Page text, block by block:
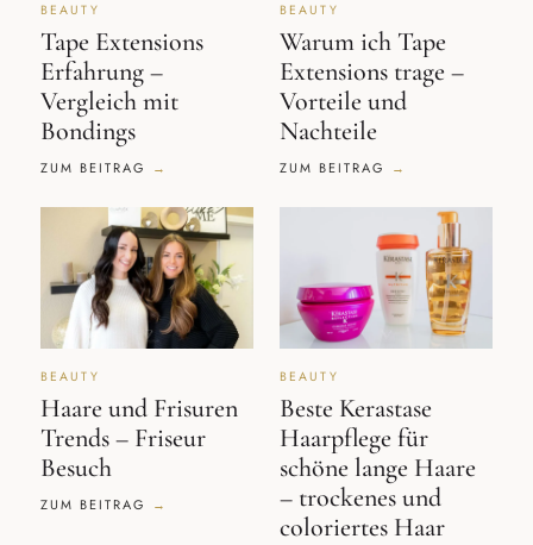
BEAUTY
Tape Extensions
Erfahrung –
Vergleich mit
Bondings
ZUM BEITRAG
BEAUTY
Warum ich Tape
Extensions trage –
Vorteile und
Nachteile
ZUM BEITRAG
BEAUTY
Haare und Frisuren
Trends – Friseur
Besuch
ZUM BEITRAG
BEAUTY
Beste Kerastase
Haarpflege für
schöne lange Haare
– trockenes und
coloriertes Haar